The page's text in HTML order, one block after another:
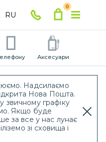
Надсилаємо
Нова Пошта.
звичному графіку
Якщо буде
за все у нас лунає
зі сховища і
RU
0
Аксесуари